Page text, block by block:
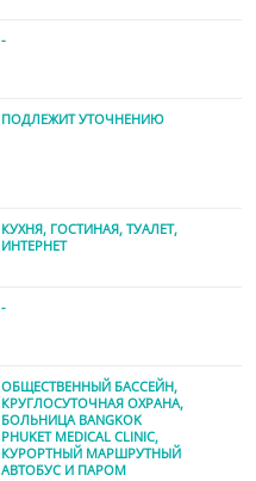
-
ПОДЛЕЖИТ УТОЧНЕНИЮ
КУХНЯ ГОСТИНАЯ ТУАЛЕТ
ИНТЕРНЕТ
-
ОБЩЕСТВЕННЫЙ БАССЕЙН
КРУГЛОСУТОЧНАЯ ОХРАНА
БОЛЬНИЦА BANGKOK
PHUKET MEDICAL CLINIC
КУРОРТНЫЙ МАРШРУТНЫЙ
АВТОБУС И ПАРОМ